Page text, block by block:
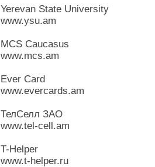
Yerevan State University
www.ysu.am
MCS Caucasus
www.mcs.am
Ever Card
www.evercards.am
ТелСелл ЗАО
www.tel-cell.am
T-Helper
www.t-helper.ru